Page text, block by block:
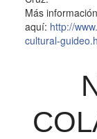
Más información
aquí: http://
cultural-